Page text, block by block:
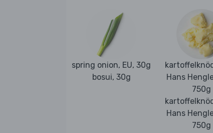
spring onion, EU, 30g
bosui, 30g
Hans
750g
Hans
750g